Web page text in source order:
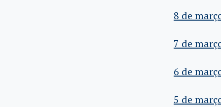
8 de
7 de
6 de
5 de